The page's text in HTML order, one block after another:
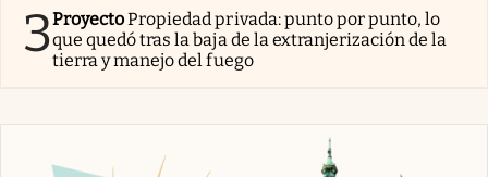
3ProyectoPropiedad privada: punto por punto, lo
que quedó tras la baja de la extranjerización de la
tierra y manejo del fuego